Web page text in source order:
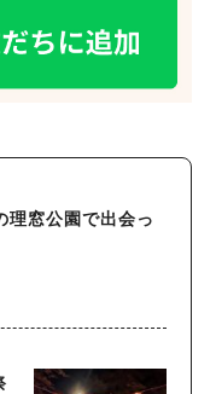
理窓公園で出会っ